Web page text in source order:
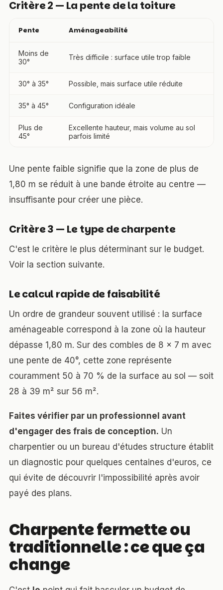
Critère 2 — La pente de la toiture
Pente Aménageabilité
Moins de
30°
Très difficile : surface utile trop faible
30° à 35° Possible, mais surface utile réduite
35° à 45° Configuration idéale
Plus de
45°
Excellente hauteur, mais volume au sol
parfois limité
Une pente faible signifie que la zone de plus de
1,80 m se réduit à une bande étroite au centre —
insuffisante pour créer une pièce.
Critère 3 — Le type de charpente
C'est le critère le plus déterminant sur le budget.
Voir la section suivante.
Le calcul rapide de faisabilité
Un ordre de grandeur souvent utilisé : la surface
aménageable correspond à la zone où la hauteur
dépasse 1,80 m. Sur des combles de 8 × 7 m avec
une pente de 40°, cette zone représente
couramment 50 à 70 % de la surface au sol — soit
28 à 39 m² sur 56 m².
Faites vérifier par un professionnel avant
d'engager des frais de conception. Un
charpentier ou un bureau d'études structure établit
un diagnostic pour quelques centaines d'euros, ce
qui évite de découvrir l'impossibilité après avoir
payé des plans.
Charpente fermette ou
traditionnelle : ce que ça
change